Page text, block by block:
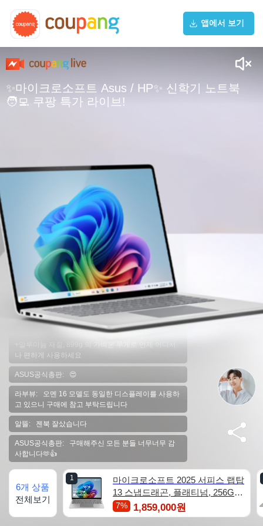
앱에서 보기
✨마이크로소프트 Asus / HP✨ 신학기 노트북
🧑‍💻 쿠팡 특가 라이브!
HP_SRISE: 오멘 16 인텔 모델은 인텔 14세대 i7-
14650HX CPU가 탑재되어 있어 게이밍만 원하시는
분에게는
주세요
땡*리: 마이크로 소프트 제품 삿는데 사은품은 신청
은 어떻게 하나요??
월 14일입니다 오늘 방송에서 새로운 windows11 PC
ASUS공식총판: 1kg도 안되는 가벼움과 장시간 사용
가능한 배터리 타임까지~젠북 A14 많이 사랑해주세
마이크로소프트: 하시고 사은품도 받아가세요!
ASUS공식총판: 거기에 사은품은 덤!🎁
마이크로소프트: 가볍고 Ai도 되는 최신형 노트북을
제대로 사용하려면 Windows 11탑재 제품으로 구매하
세요
스테이시TV: 이뻐요!!
ASUS공식총판: 윈도우11탑재, 고급스라운 세라믹
+알루미늄 재질, 899g 의 가벼운 무게로 언제 어디서
나 편하게 사용하세요
ASUS공식총판: 😍
라부뷰: 오멘 16 모델도 동일한 디스플레이를 사용하
고 있으니 구매에 참고 부탁드립니다
알뜰: 젠북 잘샀습니다
ASUS공식총판: 구매해주신 모든 분들 너무너무 감
사합니다🫶👍
6개 상품
전체보기
1
마이크로소프트 2025 서피스 랩탑
13 스냅드래곤, 플래티넘, 256GB,
16GB, WIN11 Home, EP2-36997
7% 1,859,000원